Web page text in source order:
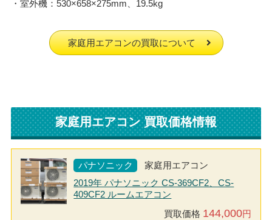
・室外機：530×658×275mm、19.5kg
家庭用エアコンの買取について
家庭用エアコン 買取価格情報
パナソニック
家庭用エアコン
2019年 パナソニック CS-369CF2、CS-
409CF2 ルームエアコン
買取価格 144,000円